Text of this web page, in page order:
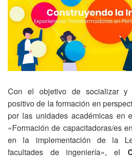
Con el objetivo de socializar y
positivo de la formación en
por las unidades académicas en
«Formación de capacitadoras/es
en la implementación de la
facultades de ingeniería», el